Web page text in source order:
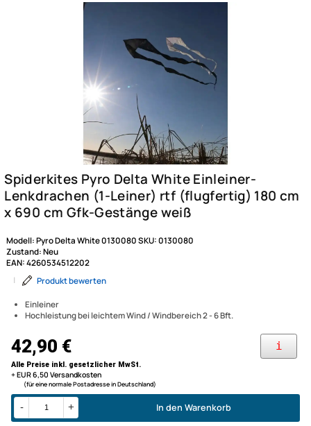
Spiderkites Pyro Delta White
Einleiner
Hochleistung bei leichtem Wind / Windbereich 2 - 6 Bft.
Zustand:Neu
EAN:4260534512202